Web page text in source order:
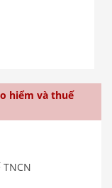
hiểm và thuế